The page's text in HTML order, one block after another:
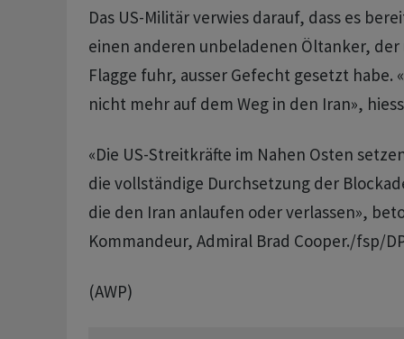
Das US-Militär verwies darauf, dass es
einen anderen unbeladenen Öltanker,
Flagge fuhr, ausser Gefecht gesetzt habe.
nicht mehr auf dem Weg in den Iran»,
«Die US-Streitkräfte im Nahen Osten
die vollständige Durchsetzung der
die den Iran anlaufen oder verlassen»,
Kommandeur, Admiral Brad Cooper./fsp/
(AWP)